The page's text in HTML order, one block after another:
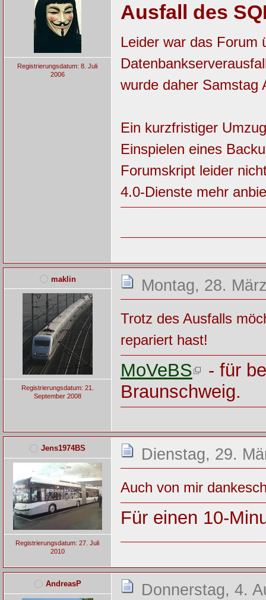
Registrierungsdatum: 8. Juli
2006
Ausfall des
Leider war das Forum
wurde daher Samstag
Ein kurzfristiger
Einspielen eines
Forumskript leider
4.0-Dienste mehr
maklin
Registrierungsdatum: 21.
September 2008
Montag, 28.
Trotz des Ausfalls
repariert hast!
MoVeBS
- für
Braunschweig.
Jens1974BS
Registrierungsdatum: 27. Juli
2010
Dienstag, 29.
Auch von mir
Für einen 10-
AndreasP Donnerstag, 4.